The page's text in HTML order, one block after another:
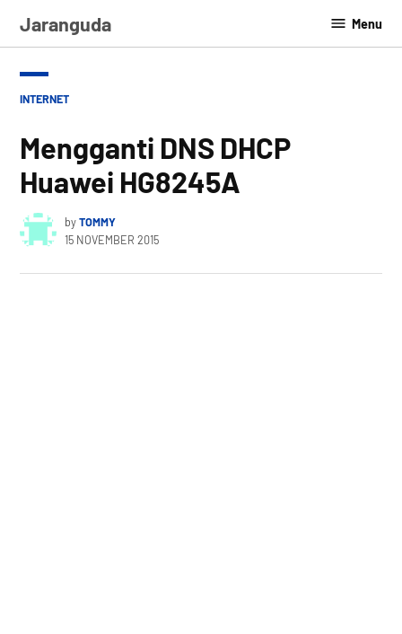
Jaranguda Menu
POSTED
INTERNET
Mengganti DNS DHCP
Huawei HG8245A
byTOMMY
15 NOVEMBER 2015